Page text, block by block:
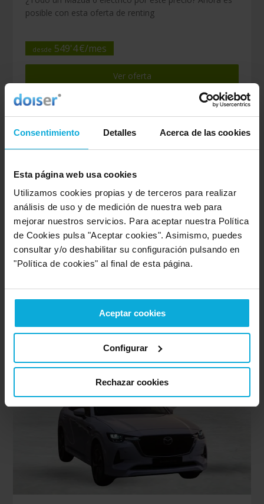
Consentimiento Detalles Acerca de las cookies
Esta página web usa cookies
Utilizamos cookies propias y de terceros para realizar
análisis de uso y de medición de nuestra web para
mejorar nuestros servicios. Para aceptar nuestra Política
de Cookies pulsa "Aceptar cookies". Asimismo, puedes
consultar y/o deshabilitar su configuración pulsando en
"Política de cookies" al final de esta página.
Aceptar cookies
Configurar
Rechazar cookies
posible con esta oferta de renting
desde 549'4€/mes
Ver oferta
Renting de Mazda CX-30
Disfruta de tu Mazda CX-30 por muy poco dinero al
mes